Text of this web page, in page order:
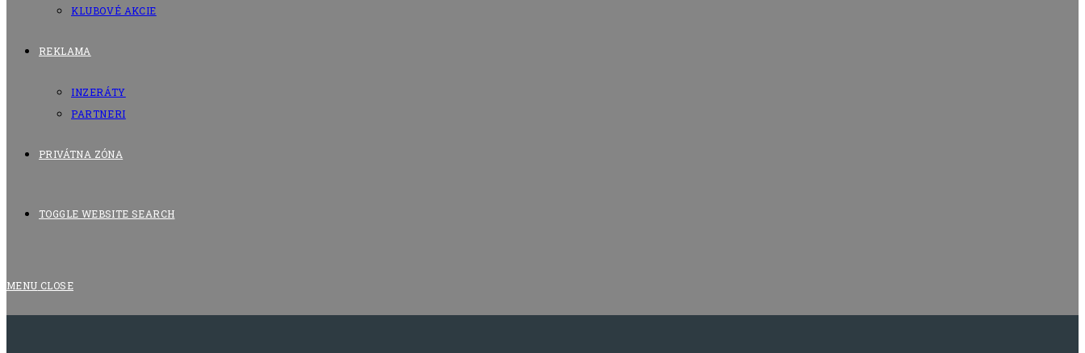
KLUBOVÉ AKCIE
REKLAMA
INZERÁTY
PARTNERI
PRIVÁTNA ZÓNA
TOGGLE WEBSITE SEARCH
MENU CLOSE